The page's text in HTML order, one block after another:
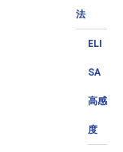
法
ELI
SA
高感
度